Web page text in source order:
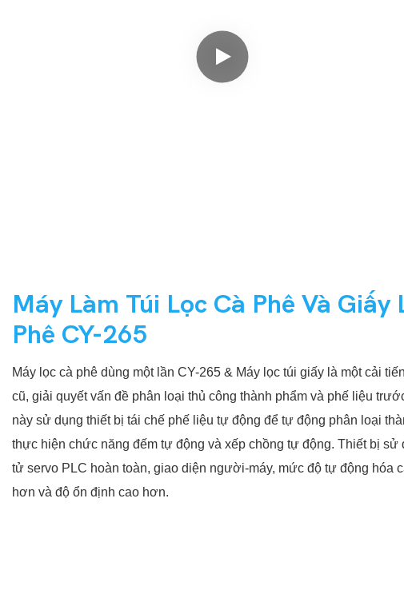
Máy Làm Túi Lọc Cà Phê Và Giấy
Phê CY-265
Máy lọc cà phê dùng một lần CY-265 & Máy lọc túi giấy là một cải
cũ, giải quyết vấn đề phân loại thủ công thành phẩm và phế liệu
này sử dụng thiết bị tái chế phế liệu tự động để tự động phân loại
thực hiện chức năng đếm tự động và xếp chồng tự động. Thiết bị sử
tử servo PLC hoàn toàn, giao diện người-máy, mức độ tự động hóa
hơn và độ ổn định cao hơn.